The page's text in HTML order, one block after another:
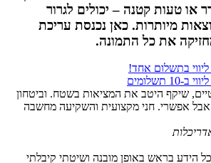
או טעות קטנה – יכולים לגרור
מיותרות. כאן נכנסת עריכת
את כל התמונה.
בתשלום אחד!
תשלומים
שיקף היטב את המציאות בשטח. וביטחון
אבל אפשרי. חני מקצועית והשקיעה מחשבה
הידע בראש באופן מובנה ושיטתי קיבלתי